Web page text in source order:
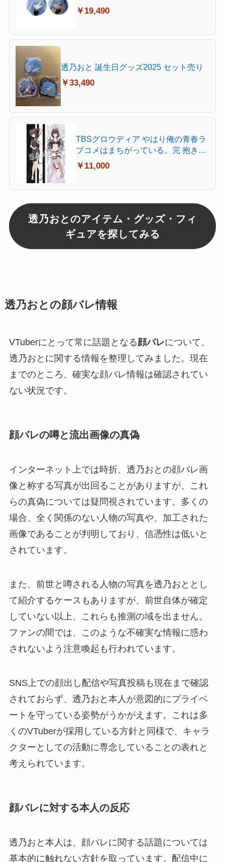
￥19,490
透乃おと 誕生日グッズ2025 セット売り
￥33,490
TBSグロウディア やはり俺の青春ラ
ブコメはまちがっている。完 抱き枕
カバー プレミアム 雪乃小悪魔ver. 約
縦160×横50cm 2wayトリコット製
￥11,000
透乃おとのアイテム・グッズ・フィ
ギュアを探してみる
透乃おとの顔バレ情報
VTuberにとって常に話題となる顔バレについて、
透乃おとに関する情報を整理してみました。現在
までのところ、確実な顔バレ情報は確認されてい
ない状況です。
顔バレの噂と流出画像の真偽
インターネット上では時折、透乃おとの顔バレ画
像と称する写真が出回ることがありますが、これ
らの真偽については疑問視されています。多くの
場合、全く関係のない人物の写真や、加工された
画像であることが判明しており、信憑性は低いと
されています。
また、前世と噂される人物の写真を透乃おととし
て紹介するケースもありますが、前世自体が確定
していない以上、これらも推測の域を出ません。
ファンの間では、このような不確実な情報に惑わ
されないよう注意喚起も行われています。
SNS上での顔出し配信や写真投稿も現在まで確認
されておらず、透乃おと本人が意図的にプライベ
ートを守っている姿勢がうかがえます。これは多
くのVTuberが採用している方針と同様で、キャラ
クターとしての活動に専念していることの表れと
考えられています。
顔バレに対する本人の反応
透乃おと本人は、顔バレに関する話題については
基本的に触れない方針を取っています。配信中に